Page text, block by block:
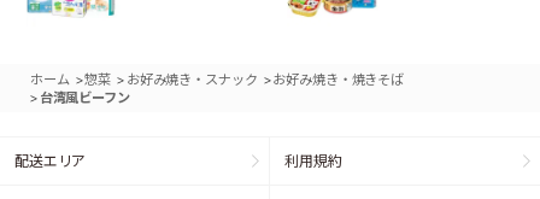
ホーム >惣菜 > お好み焼き・スナック >お好み焼き・焼きそば
> 台湾風ビーフン
配送エリア 利用規約